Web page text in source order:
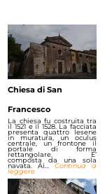
Chiesa di San
Francesco
La chiesa fu costruita tra
il 1521 e il 1528. La facciata
presenta quattro lesene
in muratura, un oculus
centrale, un frontone il
portale di forma
rettangolare. E’
composta da una sola
navata. Ai…Continua a
leggere